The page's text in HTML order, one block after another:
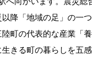
降「地域の足」の一
町の代表的な産業「
きる町の暮らしを五